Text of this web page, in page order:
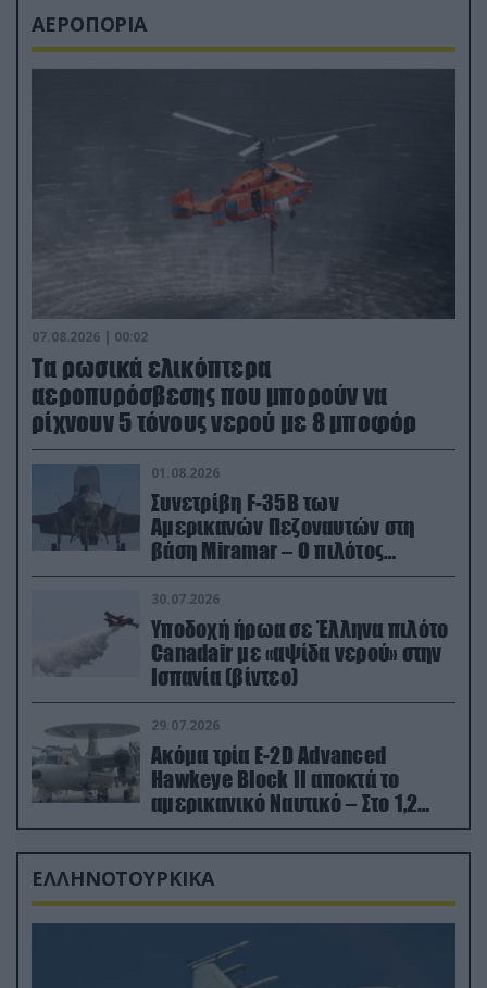
ΑΕΡΟΠΟΡΙΑ
07.08.2026 | 00:02
Τα ρωσικά ελικόπτερα
αεροπυρόσβεσης που μπορούν να
ρίχνουν 5 τόνους νερού με 8 μποφόρ
01.08.2026
Συνετρίβη F-35B των
Αμερικανών Πεζοναυτών στη
βάση Miramar – Ο πιλότος
εκτινάχθηκε εγκαίρως
30.07.2026
Υποδοχή ήρωα σε Έλληνα πιλότο
Canadair με «αψίδα νερού» στην
Ισπανία (βίντεο)
29.07.2026
Ακόμα τρία E-2D Advanced
Hawkeye Block II αποκτά το
αμερικανικό Ναυτικό – Στο 1,2
δισ.δολάρια το κόστος
ΕΛΛΗΝΟΤΟΥΡΚΙΚΑ